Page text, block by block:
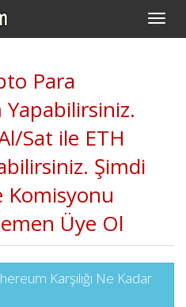
Para
Yapabilirsiniz.
Sat ile ETH
Şimdi
Komisyonu
Üye Ol
Karşılığı Ne Kadar